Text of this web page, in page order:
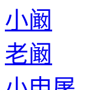
小阚
老阚